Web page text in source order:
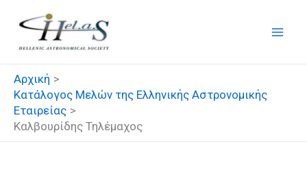
στο
περιεχόμενο
Αρχική
Κατάλογος Μελών της Ελληνικής Αστρονομικής
Εταιρείας
Καλβουρίδης Τηλέμαχος